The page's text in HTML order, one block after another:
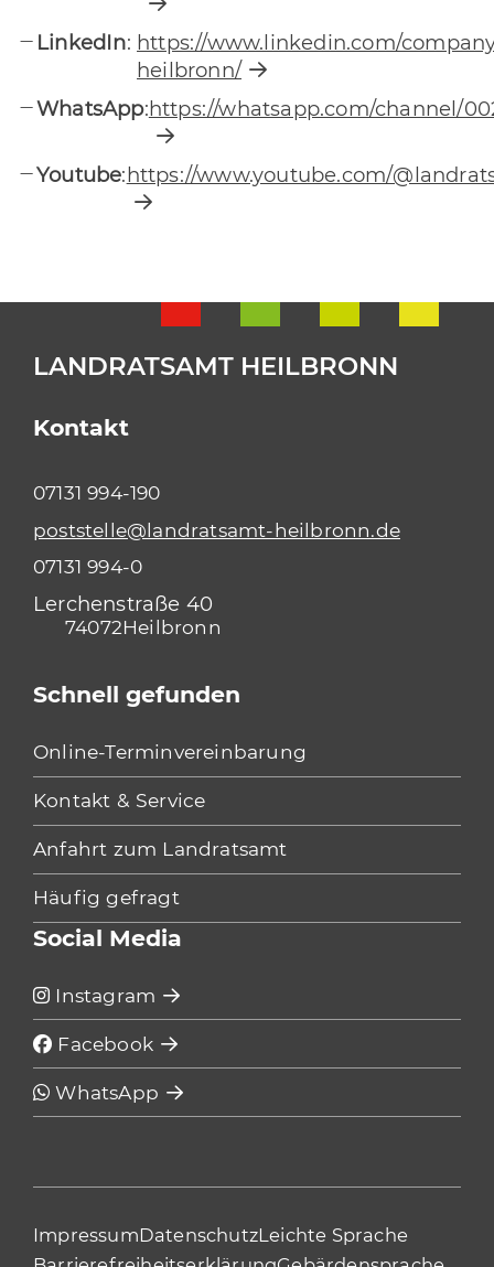
LinkedIn: https://www.linkedin.com/
heilbronn/
WhatsApp:https://whatsapp.com/channel/
Youtube:https://www.youtube.com/
LANDRATSAMT HEILBRONN
Kontakt
Lerchenstraße 40
74072Heilbronn
poststelle@landratsamt-heilbronn.de
07131 994-0
07131 994-190
Schnell gefunden
Online-Terminvereinbarung
Kontakt & Service
Anfahrt zum Landratsamt
Häufig gefragt
Social Media
Instagram
Facebook
WhatsApp
ImpressumDatenschutzLeichte Sprache